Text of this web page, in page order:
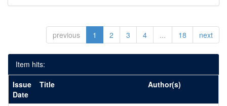
previous 1 2 3 4 ... 18 next
Item hits:
Issue
Date
Title Author(s)